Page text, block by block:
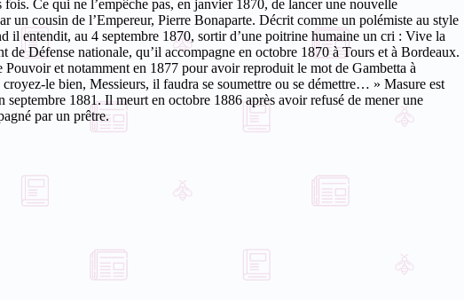
Ce qui ne l’empêche pas, en janvier 1870, de lancer une nouvelle
cousin de l’Empereur, Pierre Bonaparte. Décrit comme un polémiste au style
il entendit, au 4 septembre 1870, sortir d’une poitrine humaine un cri : Vive la
Défense nationale, qu’il accompagne en octobre 1870 à Tours et à Bordeaux.
et notamment en 1877 pour avoir reproduit le mot de Gambetta à
le bien, Messieurs, il faudra se soumettre ou se démettre… » Masure est
1881. Il meurt en octobre 1886 après avoir refusé de mener une
par un prêtre.